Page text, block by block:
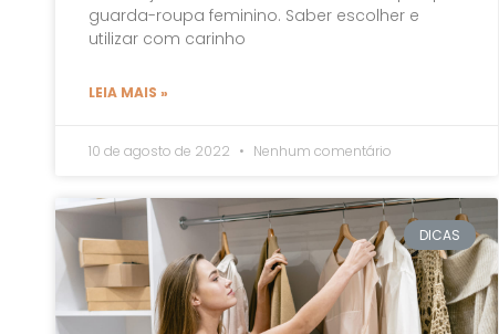
guarda-roupa feminino. Saber escolher e
utilizar com carinho
LEIA MAIS »
10 de agosto de 2022 Nenhum comentário
DICAS